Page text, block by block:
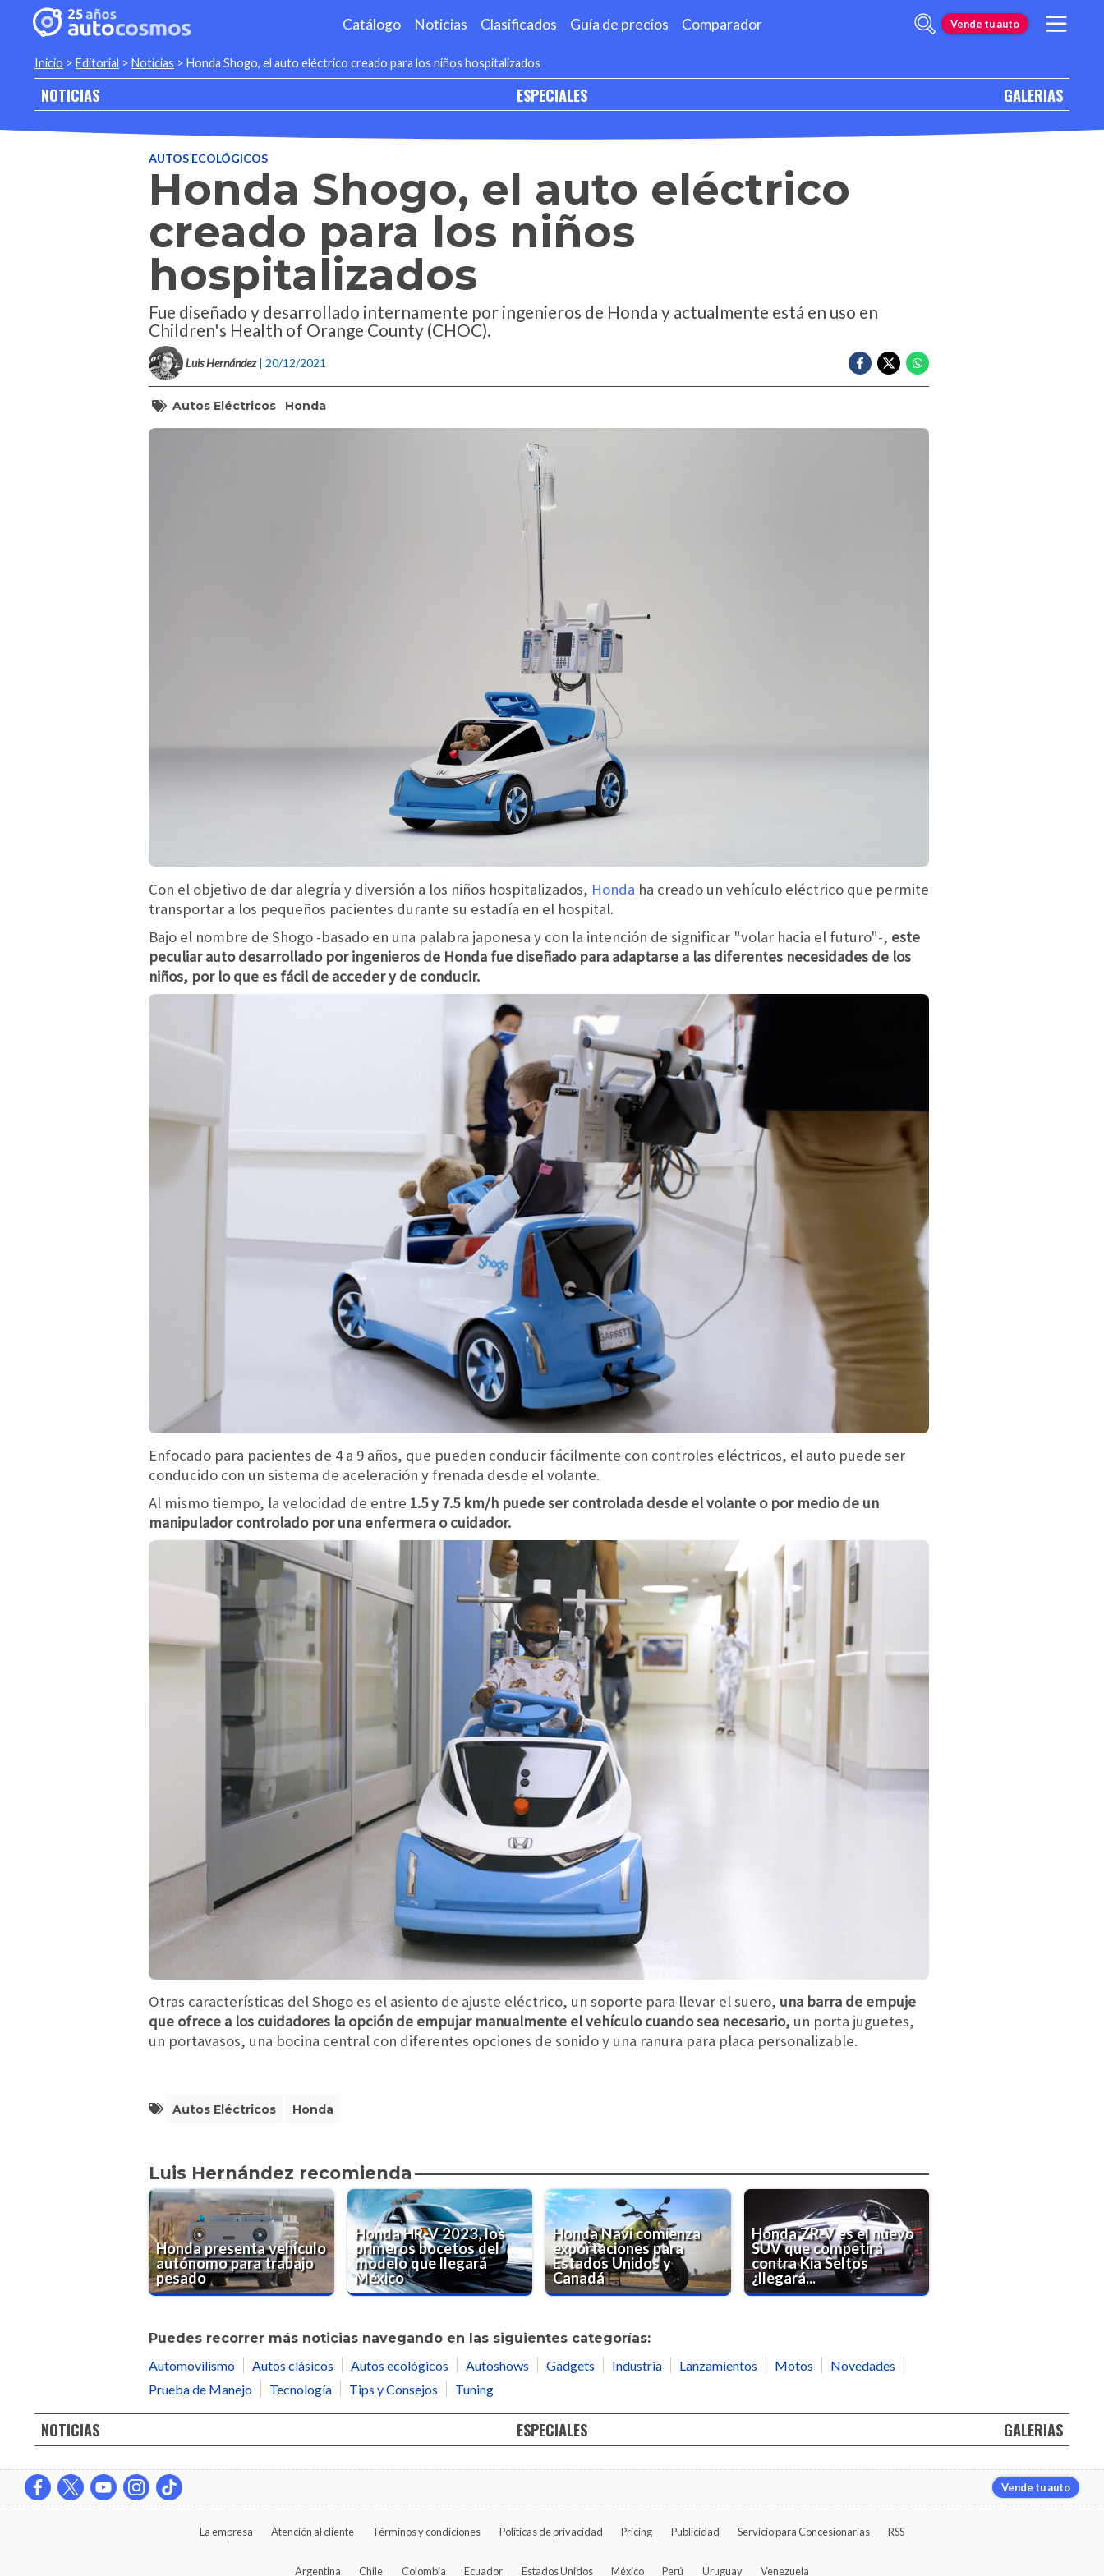
Catálogo Noticias Clasificados Guía de precios Comparador Vende tu auto
Inicio > Editorial > Noticias > Honda Shogo, el auto eléctrico creado para los niños hospitalizados
NOTICIAS ESPECIALES GALERIAS
AUTOS ECOLÓGICOS
Honda Shogo, el auto eléctrico
creado para los niños
hospitalizados
Fue diseñado y desarrollado internamente por ingenieros de Honda y actualmente está en uso en
Children's Health of Orange County (CHOC).
Luis Hernández | 20/12/2021
Autos Eléctricos Honda
Con el objetivo de dar alegría y diversión a los niños hospitalizados, Honda ha creado un vehículo eléctrico que permite
transportar a los pequeños pacientes durante su estadía en el hospital.
Bajo el nombre de Shogo -basado en una palabra japonesa y con la intención de significar "volar hacia el futuro"-, este
peculiar auto desarrollado por ingenieros de Honda fue diseñado para adaptarse a las diferentes necesidades de los
niños, por lo que es fácil de acceder y de conducir.
Enfocado para pacientes de 4 a 9 años, que pueden conducir fácilmente con controles eléctricos, el auto puede ser
conducido con un sistema de aceleración y frenada desde el volante.
Al mismo tiempo, la velocidad de entre 1.5 y 7.5 km/h puede ser controlada desde el volante o por medio de un
manipulador controlado por una enfermera o cuidador.
Otras características del Shogo es el asiento de ajuste eléctrico, un soporte para llevar el suero, una barra de empuje
que ofrece a los cuidadores la opción de empujar manualmente el vehículo cuando sea necesario, un porta juguetes,
un portavasos, una bocina central con diferentes opciones de sonido y una ranura para placa personalizable.
Autos Eléctricos Honda
Luis Hernández recomienda
Honda presenta vehículo
autónomo para trabajo
pesado
Honda HR-V 2023, los
primeros bocetos del
modelo que llegará
México
Honda Navi comienza
exportaciones para
Estados Unidos y
Canadá
Honda ZR-V es el nuevo
SUV que competirá
contra Kia Seltos
¿llegará...
Puedes recorrer más noticias navegando en las siguientes categorías:
Automovilismo
Autos clásicos Autos ecológicos Autoshows Gadgets Industria Lanzamientos Motos
Novedades
Prueba de Manejo
Tecnología Tips y Consejos Tuning
NOTICIAS ESPECIALES GALERIAS
Vende tu auto
La empresa Atención al cliente Términos y condiciones Políticas de privacidad Pricing Publicidad Servicio para Concesionarias RSS
Argentina Chile Colombia Ecuador Estados Unidos México Perú Uruguay Venezuela